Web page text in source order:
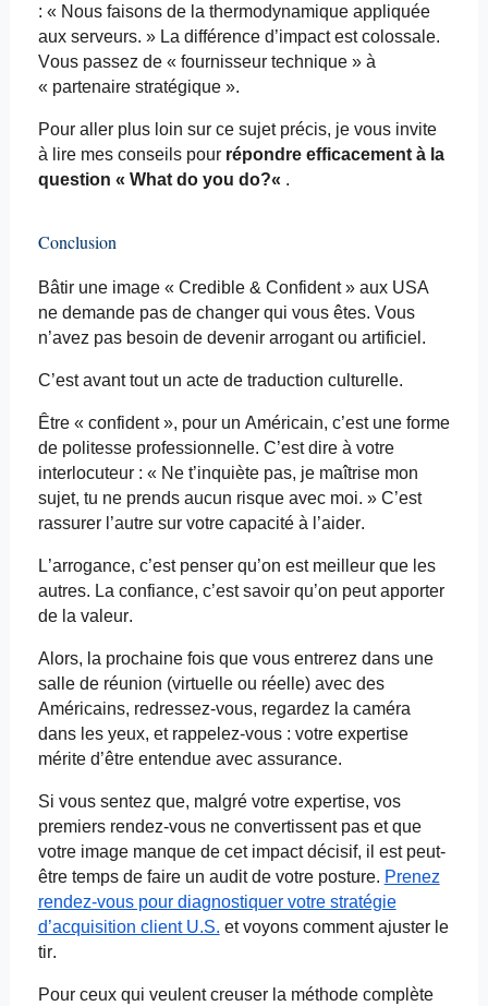
: « Nous faisons de la thermodynamique appliquée
aux serveurs. » La différence d’impact est colossale.
Vous passez de « fournisseur technique » à
« partenaire stratégique ».
Pour aller plus loin sur ce sujet précis, je vous invite
à lire mes conseils pour répondre efficacement à la
question « Whatdo you do?« .
Conclusion
Bâtir une image « Credible& Confident » aux USA
ne demande pas de changer qui vous êtes. Vous
n’avez pas besoin de devenir arrogant ou artificiel.
C’est avant tout un acte de traduction culturelle.
Être « confident », pour un Américain, c’est une forme
de politesse professionnelle. C’est dire à votre
interlocuteur : « Ne t’inquiète pas, je maîtrise mon
sujet, tu ne prends aucun risque avec moi. » C’est
rassurer l’autre sur votre capacité à l’aider.
L’arrogance, c’est penser qu’on est meilleur que les
autres. La confiance, c’est savoir qu’on peut apporter
de la valeur.
Alors, la prochaine fois que vous entrerez dans une
salle de réunion (virtuelle ou réelle) avec des
Américains, redressez-vous, regardez la caméra
dans les yeux, et rappelez-vous : votre expertise
mérite d’être entendue avec assurance.
Si vous sentez que, malgré votre expertise, vos
premiers rendez-vous ne convertissent pas et que
votre image manque de cet impact décisif, il est peut-
être temps de faire un audit de votre posture. Prenez
rendez-vous pour diagnostiquer votre stratégie
d’acquisition client U.S. etvoyons comment ajuster le
tir.
Pour ceux qui veulent creuser la méthode complète